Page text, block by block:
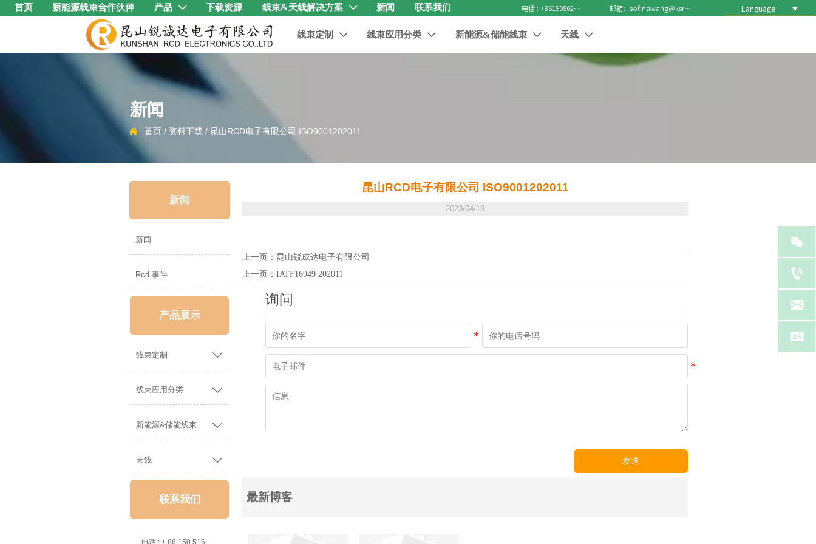
首页 新能源线束合作伙伴 产品  下载资源 线束&天线解决方案  新闻 联系我们 电话 : +8615050271688 邮箱：sofinawang@ksrcd.com Language 
线束定制  线束应用分类  新能源&储能线束  天线 
新闻
 首页/ 资料下载 / 昆山RCD电子有限公司 ISO9001202011
新闻
新闻
Rcd 事件
产品展示
线束定制 
线束应用分类 
新能源&储能线束 
天线 
联系我们
昆山RCD电子有限公司 ISO9001202011
2023/04/19
上一页： 昆山锐成达电子有限公司
上一页：IATF16949 202011
询问
发送
最新博客



